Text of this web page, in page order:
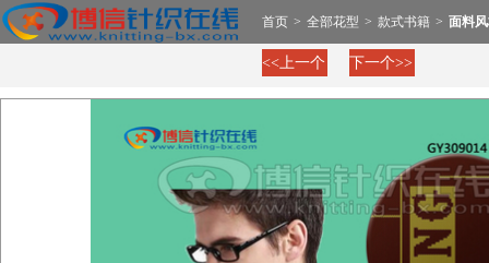
首页 > 全部花型 > 款式书籍 > 面料
<<上一个 下一个>>